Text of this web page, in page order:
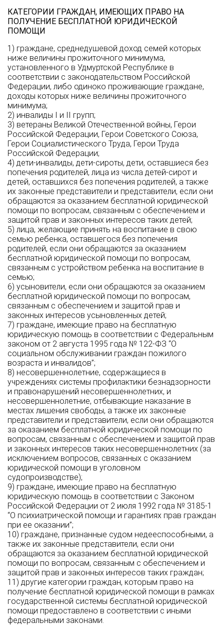
КАТЕГОРИИ ГРАЖДАН, ИМЕЮЩИХ ПРАВО НА
ПОЛУЧЕНИЕ БЕСПЛАТНОЙ ЮРИДИЧЕСКОЙ
ПОМОЩИ
1) граждане, среднедушевой доход семей которых
ниже величины прожиточного минимума,
установленного в Удмуртской Республике в
соответствии с законодательством Российской
Федерации, либо одиноко проживающие граждане,
доходы которых ниже величины прожиточного
минимума;
2) инвалиды I и II групп;
3) ветераны Великой Отечественной войны, Герои
Российской Федерации, Герои Советского Союза,
Герои Социалистического Труда, Герои Труда
Российской Федерации;
4) дети-инвалиды, дети-сироты, дети, оставшиеся без
попечения родителей, лица из числа детей-сирот и
детей, оставшихся без попечения родителей, а также
их законные представители и представители, если они
обращаются за оказанием бесплатной юридической
помощи по вопросам, связанным с обеспечением и
защитой прав и законных интересов таких детей;
5) лица, желающие принять на воспитание в свою
семью ребенка, оставшегося без попечения
родителей, если они обращаются за оказанием
бесплатной юридической помощи по вопросам,
связанным с устройством ребенка на воспитание в
семью;
6) усыновители, если они обращаются за оказанием
бесплатной юридической помощи по вопросам,
связанным с обеспечением и защитой прав и
законных интересов усыновленных детей;
7) граждане, имеющие право на бесплатную
юридическую помощь в соответствии с Федеральным
законом от 2 августа 1995 года № 122-ФЗ “О
социальном обслуживании граждан пожилого
возраста и инвалидов”;
8) несовершеннолетние, содержащиеся в
учреждениях системы профилактики безнадзорности
и правонарушений несовершеннолетних, и
несовершеннолетние, отбывающие наказание в
местах лишения свободы, а также их законные
представители и представители, если они обращаются
за оказанием бесплатной юридической помощи по
вопросам, связанным с обеспечением и защитой прав
и законных интересов таких несовершеннолетних (за
исключением вопросов, связанных с оказанием
юридической помощи в уголовном
судопроизводстве);
9) граждане, имеющие право на бесплатную
юридическую помощь в соответствии с Законом
Российской Федерации от 2 июля 1992 года № 3185-1
“О психиатрической помощи и гарантиях прав граждан
при ее оказании”;
10) граждане, признанные судом недееспособными, а
также их законные представители, если они
обращаются за оказанием бесплатной юридической
помощи по вопросам, связанным с обеспечением и
защитой прав и законных интересов таких граждан;
11) другие категории граждан, которым право на
получение бесплатной юридической помощи в рамках
государственной системы бесплатной юридической
помощи предоставлено в соответствии с иными
федеральными законами.